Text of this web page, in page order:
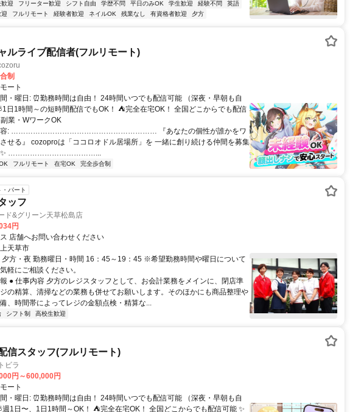
迎
フリーター歓迎 シフト自由 学歴不問 平日のみOK 学生歓迎 経験不問
英語
フルリモート 経験者歓迎 ネイルOK 残業なし 有資格者歓迎 夕方
ルライブ配信者(フルリモート)
制
ート
・曜日: ⏰勤務時間は自由！ 24時間いつでも配信可能 （深夜・早朝も自
日1時間～の短時間配信でもOK！ ⛺完全在宅OK！ 全国どこからでも配信
業・WワークOK
容: …………………………………………………… 『あなたの個性が誰かをワ
せる』 cozoproは「ココロオドル居場所」を 一緒に創り続ける仲間を募集
✨ ………………………………...
フルリモート 在宅OK 完全歩合制
・パート
ッフ
ド&グリーン天草松島店
円
店舗へお問い合わせください
天草市
夕方・夜 勤務曜日・時間 16：45～19：45 ※希望勤務時間や曜日について
軽にご相談ください。
● 仕事内容 夕方のレジスタッフとして、お会計業務をメインに、閉店準
の精算、清掃などの業務も併せてお願いします。そのほかにも商品整理や
、時間帯によってレジの金額点検・精算な...
シフト制 高校生歓迎
信スタッフ(フルリモート)
ビラ
円～600,000円
ート
・曜日: ⏰勤務時間は自由！ 24時間いつでも配信可能 （深夜・早朝も自
週1日〜、1日1時間～OK！ ⛺完全在宅OK！ 全国どこからでも配信可能 ✨